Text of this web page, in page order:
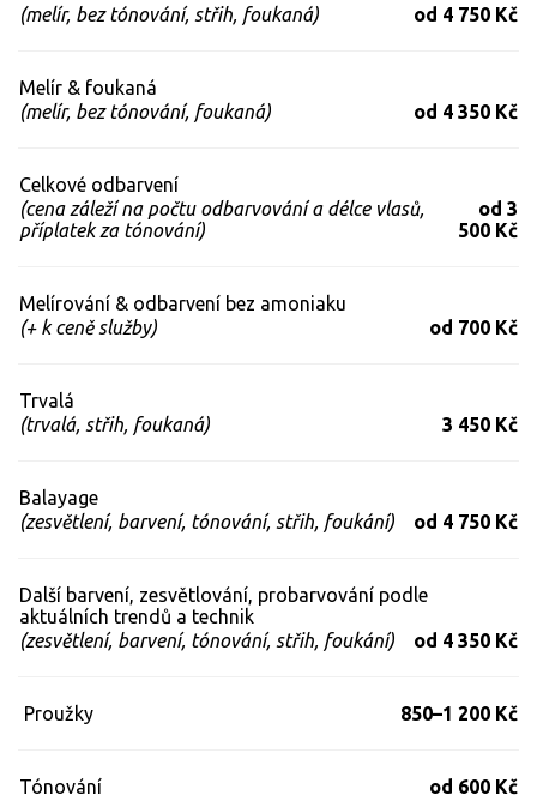
(melír, bez tónování, střih, foukaná)
od 4 750 Kč
Melír & foukaná
(melír, bez tónování, foukaná)
od 4 350 Kč
Celkové odbarvení
(cena záleží na počtu odbarvování a délce vlasů,
příplatek za tónování)
od 3
500 Kč
Melírování & odbarvení bez amoniaku
(+ k ceně služby)
od 700 Kč
Trvalá
(trvalá, střih, foukaná)
3 450 Kč
Balayage
(zesvětlení, barvení, tónování, střih, foukání)
od 4 750 Kč
Další barvení, zesvětlování, probarvování podle
aktuálních trendů a technik
(zesvětlení, barvení, tónování, střih, foukání)
od 4 350 Kč
Proužky 850–1 200 Kč
Tónování od 600 Kč